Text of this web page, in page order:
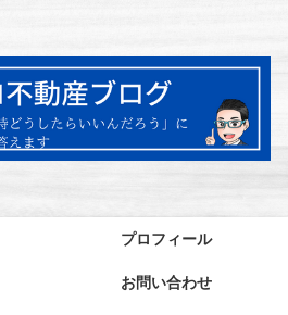
プロフィール
お問い合わせ